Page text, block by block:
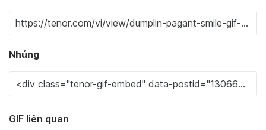
Nhúng
GIF liên quan